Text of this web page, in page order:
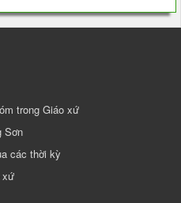
trong Giáo xứ
Sơn
các thời kỳ
xứ